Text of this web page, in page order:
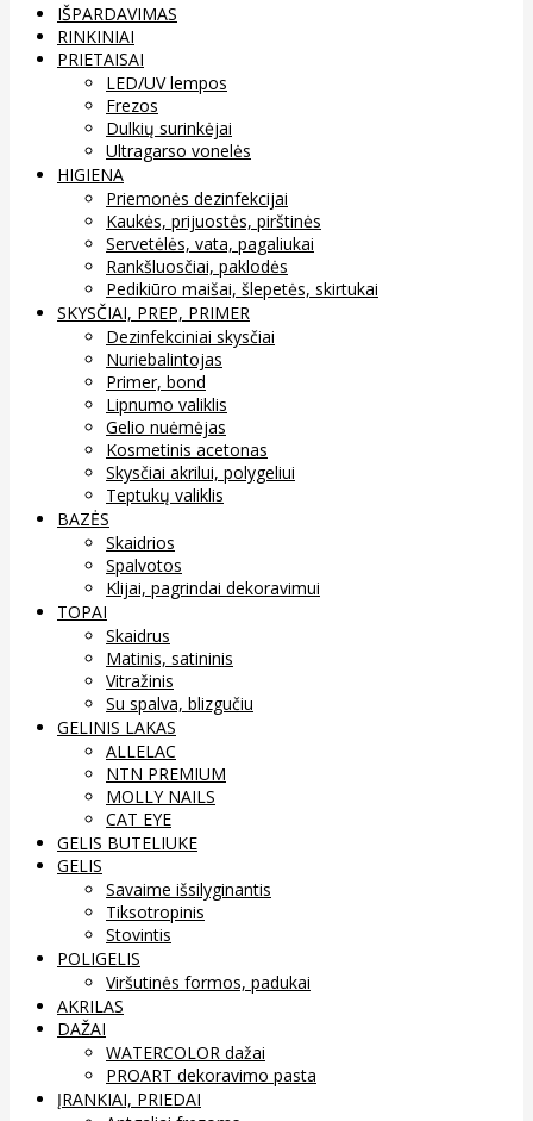
IŠPARDAVIMAS
RINKINIAI
PRIETAISAI
LED/UV lempos
Frezos
Dulkių surinkėjai
Ultragarso vonelės
HIGIENA
Priemonės dezinfekcijai
Kaukės, prijuostės, pirštinės
Servetėlės, vata, pagaliukai
Rankšluosčiai, paklodės
Pedikiūro maišai, šlepetės, skirtukai
SKYSČIAI, PREP, PRIMER
Dezinfekciniai skysčiai
Nuriebalintojas
Primer, bond
Lipnumo valiklis
Gelio nuėmėjas
Kosmetinis acetonas
Skysčiai akrilui, polygeliui
Teptukų valiklis
BAZĖS
Skaidrios
Spalvotos
Klijai, pagrindai dekoravimui
TOPAI
Skaidrus
Matinis, satininis
Vitražinis
Su spalva, blizgučiu
GELINIS LAKAS
ALLELAC
NTN PREMIUM
MOLLY NAILS
CAT EYE
GELIS BUTELIUKE
GELIS
Savaime išsilyginantis
Tiksotropinis
Stovintis
POLIGELIS
Viršutinės formos, padukai
AKRILAS
DAŽAI
WATERCOLOR dažai
PROART dekoravimo pasta
ĮRANKIAI, PRIEDAI